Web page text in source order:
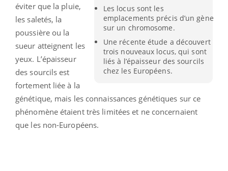
Les locus sont les
emplacements précis d’un gène
sur un chromosome.
Une récente étude a découvert
trois nouveaux locus, qui sont
liés à l’épaisseur des sourcils
chez les Européens.
éviter que la pluie,
les saletés, la
poussière ou la
sueur atteignent les
yeux. L’épaisseur
des sourcils est
fortement liée à la
génétique, mais les connaissances génétiques sur ce
phénomène étaient très limitées et ne concernaient
que les non-Européens.